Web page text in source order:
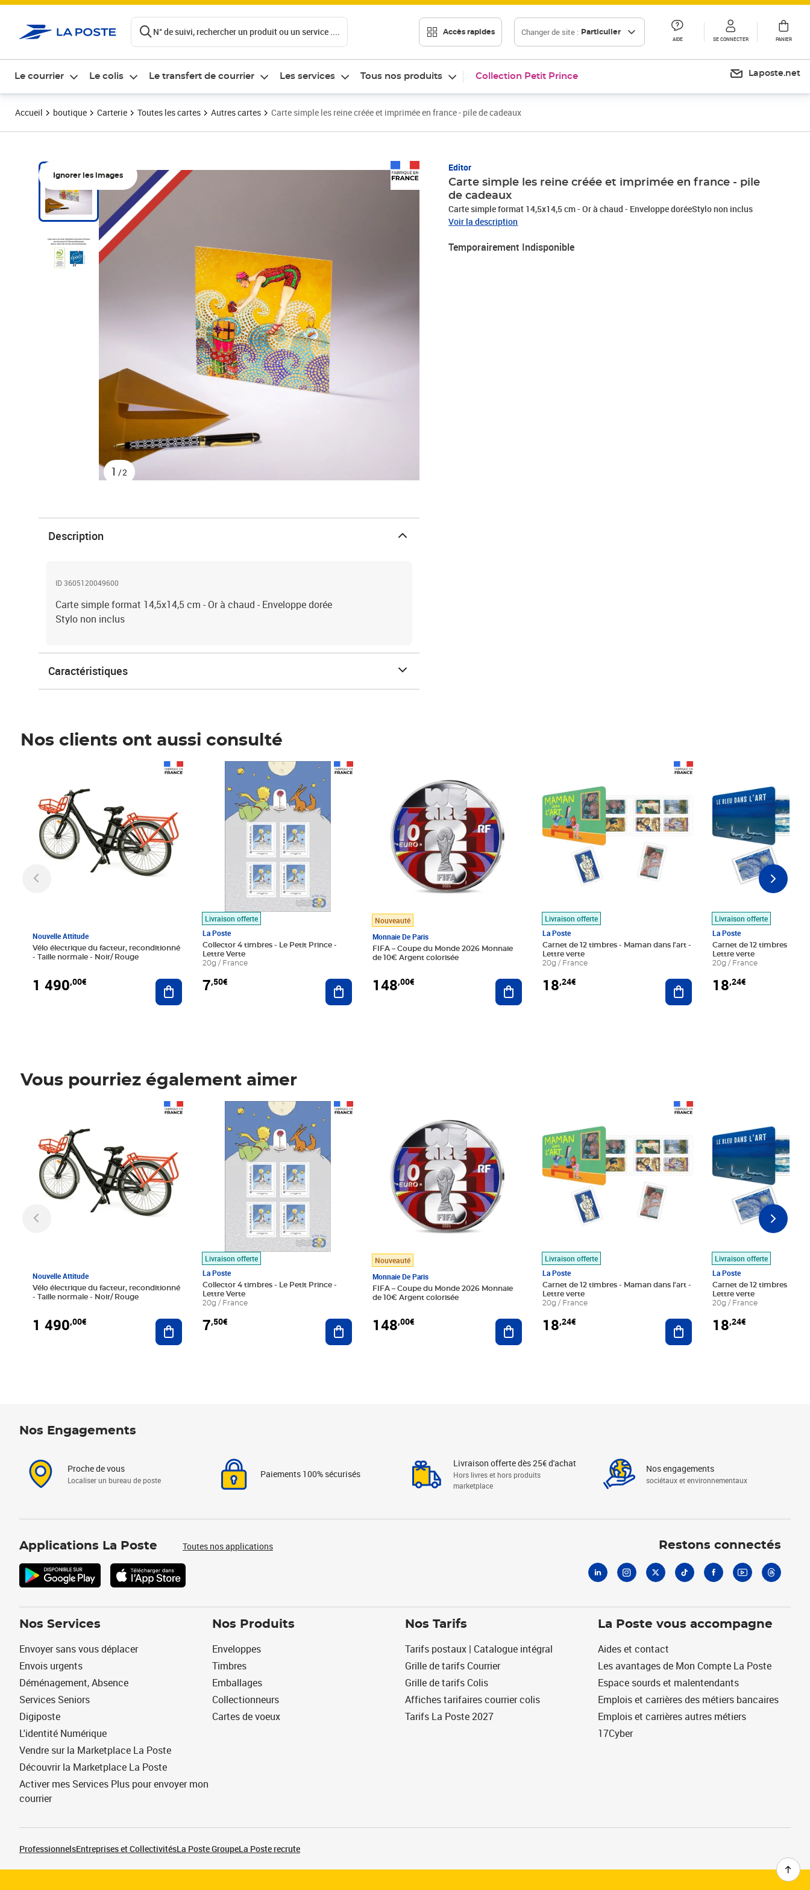
N° de suivi, rechercher un produit ou un service .... Accès rapides Changer de site : Particulier
AIDE SE CONNECTER PANIER
Le courrier Le colis Le transfert de courrier Les services Tous nos produits Collection Petit Prince Laposte.net
Accueil boutique Carterie Toutes les cartes Autres cartes Carte simple les reine créée et imprimée en france - pile de cadeaux
Ignorer les images
1 /2
Editor
Carte simple les reine créée et imprimée en france - pile
de cadeaux
Carte simple format 14,5x14,5 cm - Or à chaud - Enveloppe doréeStylo non inclus
Voir la description
Temporairement Indisponible
Description
ID 3605120049600
Carte simple format 14,5x14,5 cm - Or à chaud - Enveloppe dorée
Stylo non inclus
Caractéristiques
Nos clients ont aussi consulté
Nouvelle Attitude
Vélo électrique du facteur, reconditionné
- Taille normale - Noir/ Rouge
1 490,00€ Ajouter au panier
Livraison offerte
La Poste
Collector 4 timbres - Le Petit Prince -
Lettre Verte
20g / France
7,50€
Prix 7,50€
Ajouter au panier
Nouveauté
Monnaie De Paris
FIFA – Coupe du Monde 2026 Monnaie
de 10€ Argent colorisée
148,00€ Ajouter au panier
Livraison offerte
La Poste
Carnet de 12 timbres - Maman dans l'art -
Lettre verte
20g / France
18,24€ Ajouter au panier
Livraison offerte
La Poste
Carnet de 12 timbres - Le
Lettre verte
20g / France
18,24€
Vous pourriez également aimer
Nouvelle Attitude
Vélo électrique du facteur, reconditionné
- Taille normale - Noir/ Rouge
1 490,00€ Ajouter au panier
Livraison offerte
La Poste
Collector 4 timbres - Le Petit Prince -
Lettre Verte
20g / France
7,50€
Prix 7,50€
Ajouter au panier
Nouveauté
Monnaie De Paris
FIFA – Coupe du Monde 2026 Monnaie
de 10€ Argent colorisée
148,00€ Ajouter au panier
Livraison offerte
La Poste
Carnet de 12 timbres - Maman dans l'art -
Lettre verte
20g / France
18,24€ Ajouter au panier
Livraison offerte
La Poste
Carnet de 12 timbres - Le
Lettre verte
20g / France
18,24€
Nos Engagements
Proche de vous
Localiser un bureau de poste
Paiements 100% sécurisés
Livraison offerte dès 25€ d'achat
Hors livres et hors produits
marketplace
Nos engagements
sociétaux et environnementaux
Applications La Poste Toutes nos applications Restons connectés
Nos Services
Envoyer sans vous déplacer
Envois urgents
Déménagement, Absence
Services Seniors
Digiposte
L'identité Numérique
Vendre sur la Marketplace La Poste
Découvrir la Marketplace La Poste
Activer mes Services Plus pour envoyer mon
courrier
Nos Produits
Enveloppes
Timbres
Emballages
Collectionneurs
Cartes de voeux
Nos Tarifs
Tarifs postaux | Catalogue intégral
Grille de tarifs Courrier
Grille de tarifs Colis
Affiches tarifaires courrier colis
Tarifs La Poste 2027
La Poste vous accompagne
Aides et contact
Les avantages de Mon Compte La Poste
Espace sourds et malentendants
Emplois et carrières des métiers bancaires
Emplois et carrières autres métiers
17Cyber
ProfessionnelsEntreprises et CollectivitésLa Poste GroupeLa Poste recrute